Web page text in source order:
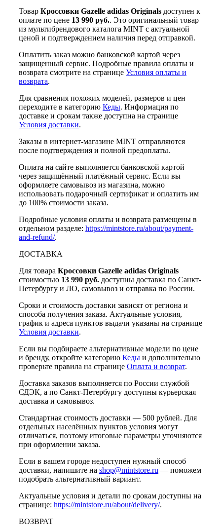
Товар Кроссовки Gazelle adidas Originals доступен к
оплате по цене 13 990 руб.. Это оригинальный товар
из мультибрендового каталога MINT с актуальной
ценой и подтверждением наличия перед отправкой.
Оплатить заказ можно банковской картой через
защищенный сервис. Подробные правила оплаты и
возврата смотрите на странице Условия оплаты и
возврата.
Для сравнения похожих моделей, размеров и цен
переходите в категорию Кеды. Информация по
доставке и срокам также доступна на странице
Условия доставки.
Заказы в интернет-магазине MINT отправляются
после подтверждения и полной предоплаты.
Оплата на сайте выполняется банковской картой
через защищённый платёжный сервис. Если вы
оформляете самовывоз из магазина, можно
использовать подарочный сертификат и оплатить им
до 100% стоимости заказа.
Подробные условия оплаты и возврата размещены в
отдельном разделе: https://mintstore.ru/about/payment-
and-refund/.
ДОСТАВКА
Для товара Кроссовки Gazelle adidas Originals
стоимостью 13 990 руб. доступны доставка по Санкт-
Петербургу и ЛО, самовывоз и отправка по России.
Сроки и стоимость доставки зависят от региона и
способа получения заказа. Актуальные условия,
график и адреса пунктов выдачи указаны на странице
Условия доставки.
Если вы подбираете альтернативные модели по цене
и бренду, откройте категорию Кеды и дополнительно
проверьте правила на странице Оплата и возврат.
Доставка заказов выполняется по России службой
СДЭК, а по Санкт-Петербургу доступны курьерская
доставка и самовывоз.
Стандартная стоимость доставки — 500 рублей. Для
отдельных населённых пунктов условия могут
отличаться, поэтому итоговые параметры уточняются
при оформлении заказа.
Если в вашем городе недоступен нужный способ
доставки, напишите на shop@mintstore.ru — поможем
подобрать альтернативный вариант.
Актуальные условия и детали по срокам доступны на
странице: https://mintstore.ru/about/delivery/.
ВОЗВРАТ